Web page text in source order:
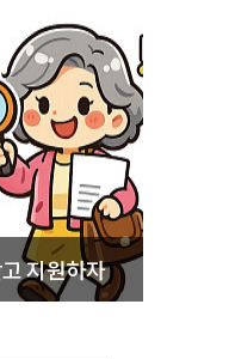
지원하자